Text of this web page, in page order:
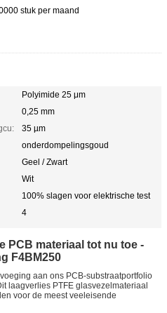
stuk per maand
Polyimide 25 μm
0,25 mm
35 µm
onderdompelingsgoud
Geel / Zwart
Wit
100% slagen voor elektrische test
4
PCB materiaal tot nu toe -
F4BM250
aan ons PCB-substraatportfolio
laagverlies PTFE glasvezelmateriaal
voor de meest veeleisende